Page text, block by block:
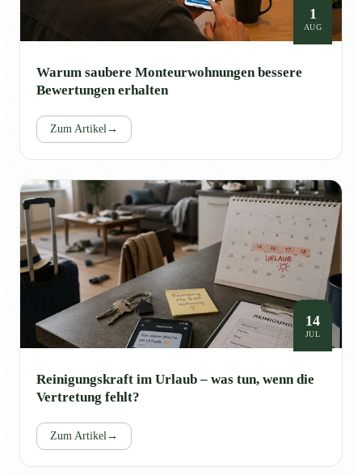
1
AUG
Warum saubere Monteurwohnungen bessere
Bewertungen erhalten
Zum Artikel→
14
JUL
Reinigungskraft im Urlaub – was tun, wenn die
Vertretung fehlt?
Zum Artikel→